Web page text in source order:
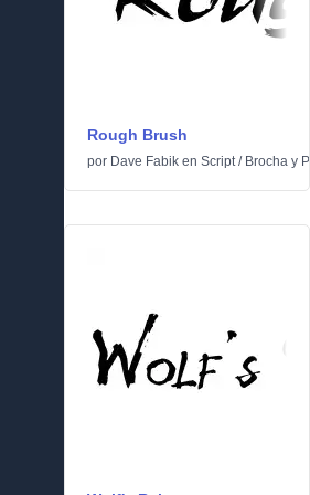
Rough Brush
por Dave Fabik en Script/ Brocha y